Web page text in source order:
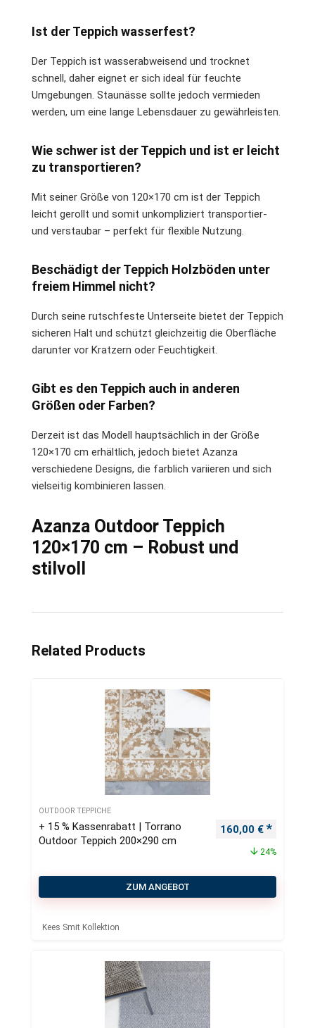
Ist der Teppich wasserfest?
Der Teppich ist wasserabweisend und trocknet
schnell, daher eignet er sich ideal für feuchte
Umgebungen. Staunässe sollte jedoch vermieden
werden, um eine lange Lebensdauer zu gewährleisten.
Wie schwer ist der Teppich und ist er leicht
zu transportieren?
Mit seiner Größe von 120×170 cm ist der Teppich
leicht gerollt und somit unkompliziert transportier-
und verstaubar – perfekt für flexible Nutzung.
Beschädigt der Teppich Holzböden unter
freiem Himmel nicht?
Durch seine rutschfeste Unterseite bietet der Teppich
sicheren Halt und schützt gleichzeitig die Oberfläche
darunter vor Kratzern oder Feuchtigkeit.
Gibt es den Teppich auch in anderen
Größen oder Farben?
Derzeit ist das Modell hauptsächlich in der Größe
120×170 cm erhältlich, jedoch bietet Azanza
verschiedene Designs, die farblich variieren und sich
vielseitig kombinieren lassen.
Azanza Outdoor Teppich
120×170 cm – Robust und
stilvoll
Related Products
OUTDOOR TEPPICHE
+ 15 % Kassenrabatt | Torrano
Outdoor Teppich 200×290 cm
Ursprünglicher
160,00 €
24%
ZUM ANGEBOT
Kees Smit Kollektion